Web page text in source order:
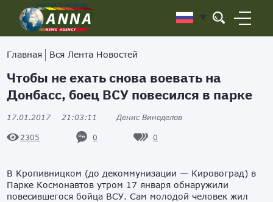
Главная Вся Лента Новостей
Чтобы не ехать снова воевать на
Донбасс, боец ВСУ повесился в парке
17.01.2017 21:03:11 Денис Виноделов
2305 0 0
В Кропивницком (до декоммунизации — Кировоград) в
Парке Космонавтов утром 17 января обнаружили
повесившегося бойца ВСУ. Сам молодой человек жил